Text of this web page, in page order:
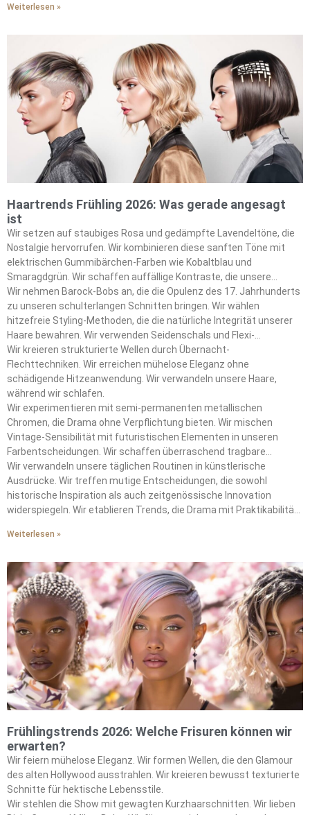
Formulierungen. Wir inspirieren Vintage-Ästhetik mit unseren
unsere futuristischen Metallics voran. Wir drücken chromatischen
Optimismus in unseren Farbpaletten aus. Wir verbinden uns durch
warme Töne, die wir perfektioniert haben. Wir mischen sanfte
Brauntöne mit unseren charakteristischen Techniken. Wir
integrieren gedämpfte Pinktöne in unsere saisonalen Angebote.
Wir entwickeln nachhaltige Formulierungen für unsere bewussten
Kunden. Wir setzen strategische Peekaboo-Highlights, die wir
gemeistert haben. Wir machen Experimentieren durch unsere
Methoden zugänglich. Wir verwandeln bindungsscheue Coloristen
mit unseren Ansätzen. Wir führen die Bewegung jenseits
vorhersehbarer Highlights an.
Weiterlesen »
Haartrends Frühling 2026: Was gerade angesagt
ist
Wir setzen auf staubiges Rosa und gedämpfte Lavendeltöne, die
Nostalgie hervorrufen. Wir kombinieren diese sanften Töne mit
elektrischen Gummibärchen-Farben wie Kobaltblau und
Smaragdgrün. Wir schaffen auffällige Kontraste, die unsere
Frühlings-Ästhetik definieren.
Wir nehmen Barock-Bobs an, die die Opulenz des 17. Jahrhunderts
zu unseren schulterlangen Schnitten bringen. Wir wählen
hitzefreie Styling-Methoden, die die natürliche Integrität unserer
Haare bewahren. Wir verwenden Seidenschals und Flexi-
Lockenwickler als unsere wichtigsten Styling-Tools.
Wir kreieren strukturierte Wellen durch Übernacht-
Flechttechniken. Wir erreichen mühelose Eleganz ohne
schädigende Hitzeanwendung. Wir verwandeln unsere Haare,
während wir schlafen.
Wir experimentieren mit semi-permanenten metallischen
Chromen, die Drama ohne Verpflichtung bieten. Wir mischen
Vintage-Sensibilität mit futuristischen Elementen in unseren
Farbentscheidungen. Wir schaffen überraschend tragbare
Statement-Looks.
Wir verwandeln unsere täglichen Routinen in künstlerische
Ausdrücke. Wir treffen mutige Entscheidungen, die sowohl
historische Inspiration als auch zeitgenössische Innovation
widerspiegeln. Wir etablieren Trends, die Drama mit Praktikabilität
Weiterlesen »
Frühlingstrends 2026: Welche Frisuren können wir
erwarten?
Wir feiern mühelose Eleganz. Wir formen Wellen, die den Glamour
des alten Hollywood ausstrahlen. Wir kreieren bewusst texturierte
Schnitte für hektische Lebensstile.
Wir stehlen die Show mit gewagten Kurzhaarschnitten. Wir lieben